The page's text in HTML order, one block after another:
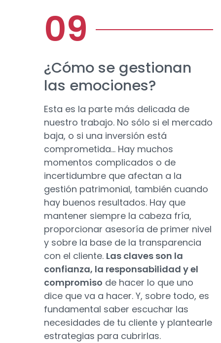
¿Cómo se gestionan
las emociones?
Esta es la parte más delicada de
nuestro trabajo. No sólo si el mercado
baja, o si una inversión está
comprometida… Hay muchos
momentos complicados o de
incertidumbre que afectan a la
gestión patrimonial, también cuando
hay buenos resultados. Hay que
mantener siempre la cabeza fría,
proporcionar asesoría de primer nivel
y sobre la base de la transparencia
con el cliente. Las claves son la
confianza, la responsabilidad y el
compromiso de hacer lo que uno
dice que va a hacer. Y, sobre todo, es
fundamental saber escuchar las
necesidades de tu cliente y plantearle
estrategias para cubrirlas.